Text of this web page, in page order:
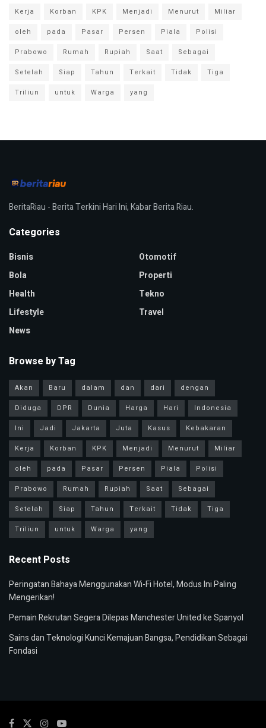
Kerja
Korban KPK Menjadi Menurut
Miliar
oleh
pada Pasar Persen Piala
Polisi
Prabowo
Rumah Rupiah Saat
Sebagai
Setelah
Siap Tahun Terkait Tidak
Tiga
Triliun
untuk Warga yang
BeritaRiau - Berita Terkini Hari Ini, Kabar Berita Riau.
Categories
Bisnis
Bola
Health
Lifestyle
News
Otomotif
Properti
Tekno
Travel
Browse by Tag
Akan Baru dalam dan dari
dengan
Diduga
DPR Dunia Harga Hari
Indonesia
Ini
Jadi Jakarta Juta Kasus
Kebakaran
Kerja
Korban KPK Menjadi Menurut
Miliar
oleh
pada Pasar Persen Piala
Polisi
Prabowo
Rumah Rupiah Saat
Sebagai
Setelah
Siap Tahun Terkait Tidak
Tiga
Triliun
untuk Warga yang
Recent Posts
Peringatan Bahaya Menggunakan Wi-Fi Hotel, Modus Ini Paling
Mengerikan!
Pemain Rekrutan Segera Dilepas Manchester United ke Spanyol
Sains dan Teknologi Kunci Kemajuan Bangsa, Pendidikan Sebagai
Fondasi